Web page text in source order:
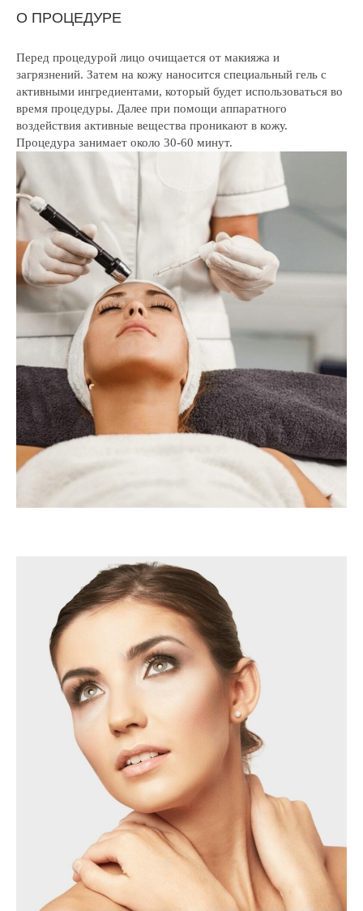
О ПРОЦЕДУРЕ
Перед процедурой лицо очищается от макияжа и
загрязнений. Затем на кожу наносится специальный гель с
активными ингредиентами, который будет использоваться во
время процедуры. Далее при помощи аппаратного
воздействия активные вещества проникают в кожу.
Процедура занимает около 30-60 минут.